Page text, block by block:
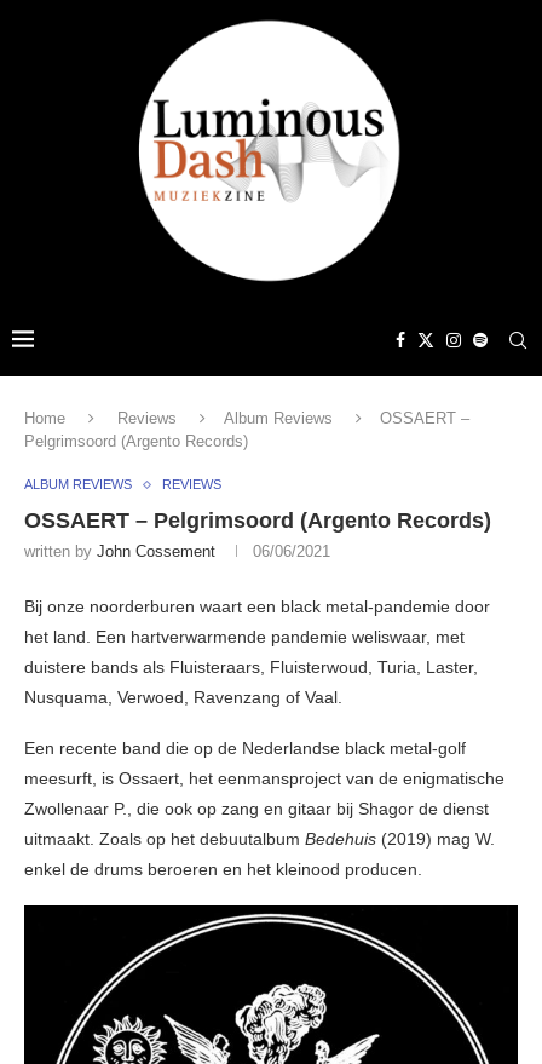
Home Reviews Album Reviews
OSSAERT –
Pelgrimsoord (Argento Records)
ALBUM REVIEWS REVIEWS
OSSAERT – Pelgrimsoord (Argento Records)
written by John Cossement 06/06/2021
Bij onze noorderburen waart een black metal-pandemie door
het land. Een hartverwarmende pandemie weliswaar, met
duistere bands als Fluisteraars, Fluisterwoud, Turia, Laster,
Nusquama, Verwoed, Ravenzang of Vaal.
Een recente band die op de Nederlandse black metal-golf
meesurft, is Ossaert, het eenmansproject van de enigmatische
Zwollenaar P., die ook op zang en gitaar bij Shagor de dienst
uitmaakt. Zoals op het debuutalbum Bedehuis (2019) mag W.
enkel de drums beroeren en het kleinood producen.